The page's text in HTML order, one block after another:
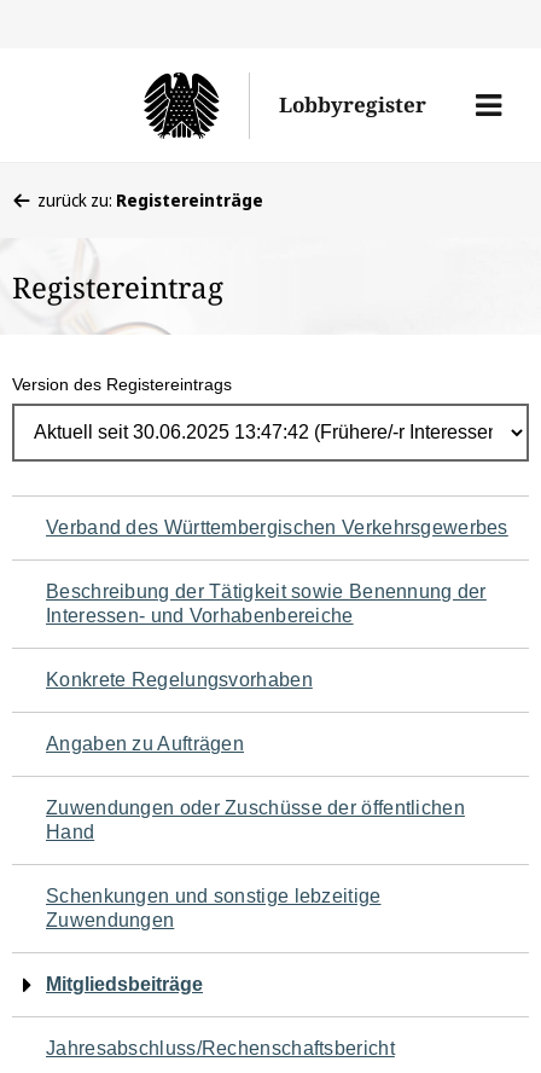
Lobbyregister
Menü
befinden
hier:
zurück zu: Registereinträge
Registereintrag
Version des Registereintrags
Navigation
für
den
Seiteninhalt
Verband des Württembergischen Verkehrsgewerbes
Beschreibung der Tätigkeit sowie Benennung der
Interessen- und Vorhabenbereiche
Konkrete Regelungsvorhaben
Angaben zu Aufträgen
Zuwendungen oder Zuschüsse der öffentlichen
Hand
Schenkungen und sonstige lebzeitige
Zuwendungen
Mitgliedsbeiträge
Jahresabschluss/Rechenschaftsbericht